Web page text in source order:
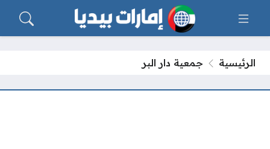
الرئيسية جمعية دار البر